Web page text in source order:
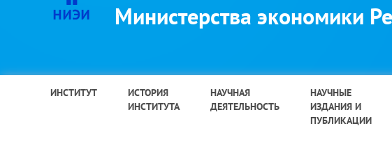
Министерства экономики
ИНСТИТУТ
ИСТОРИЯ
ИНСТИТУТА
НАУЧНАЯ
ДЕЯТЕЛЬНОСТЬ
НАУЧНЫЕ
ИЗДАНИЯ И
ПУБЛИКАЦИИ